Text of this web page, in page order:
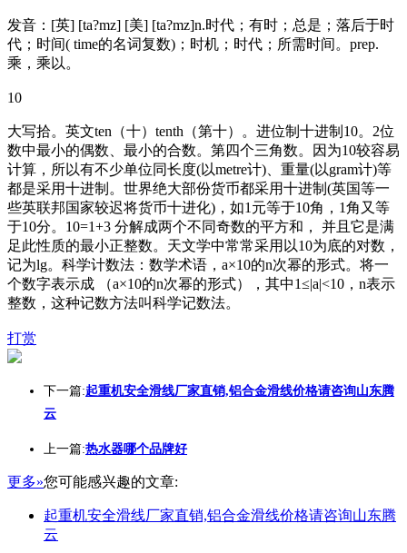
发音：[英] [ta?mz] [美] [ta?mz]n.时代；有时；总是；落后于时
代；时间( time的名词复数)；时机；时代；所需时间。prep.
乘，乘以。
10
大写拾。英文ten（十）tenth（第十）。进位制十进制10。2位
数中最小的偶数、最小的合数。第四个三角数。因为10较容易
计算，所以有不少单位同长度(以metre计)、重量(以gram计)等
都是采用十进制。世界绝大部份货币都采用十进制(英国等一
些英联邦国家较迟将货币十进化)，如1元等于10角，1角又等
于10分。10=1+3 分解成两个不同奇数的平方和， 并且它是满
足此性质的最小正整数。天文学中常常采用以10为底的对数，
记为lg。科学计数法：数学术语，a×10的n次幂的形式。将一
个数字表示成 （a×10的n次幂的形式），其中1≤|a|<10，n表示
整数，这种记数方法叫科学记数法。
打赏
下一篇:起重机安全滑线厂家直销,铝合金滑线价格请咨询山东腾
云
上一篇:热水器哪个品牌好
更多»您可能感兴趣的文章:
起重机安全滑线厂家直销,铝合金滑线价格请咨询山东腾
云